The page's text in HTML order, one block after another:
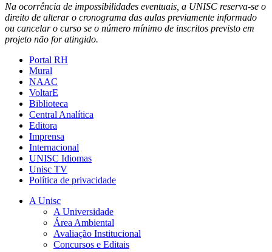
Na ocorrência de impossibilidades eventuais, a UNISC reserva-se o
direito de alterar o cronograma das aulas previamente informado
ou cancelar o curso se o número mínimo de inscritos previsto em
projeto não for atingido.
Portal RH
Mural
NAAC
VoltarE
Biblioteca
Central Analítica
Editora
Imprensa
Internacional
UNISC Idiomas
Unisc TV
Política de privacidade
A Unisc
A Universidade
Área Ambiental
Avaliação Institucional
Concursos e Editais